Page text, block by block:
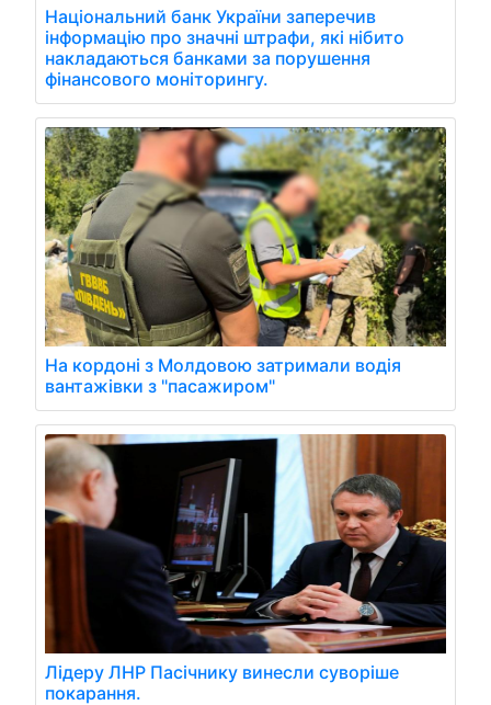
Національний банк України заперечив
інформацію про значні штрафи, які нібито
накладаються банками за порушення
фінансового моніторингу.
На кордоні з Молдовою затримали водія
вантажівки з "пасажиром"
Лідеру ЛНР Пасічнику винесли суворіше
покарання.